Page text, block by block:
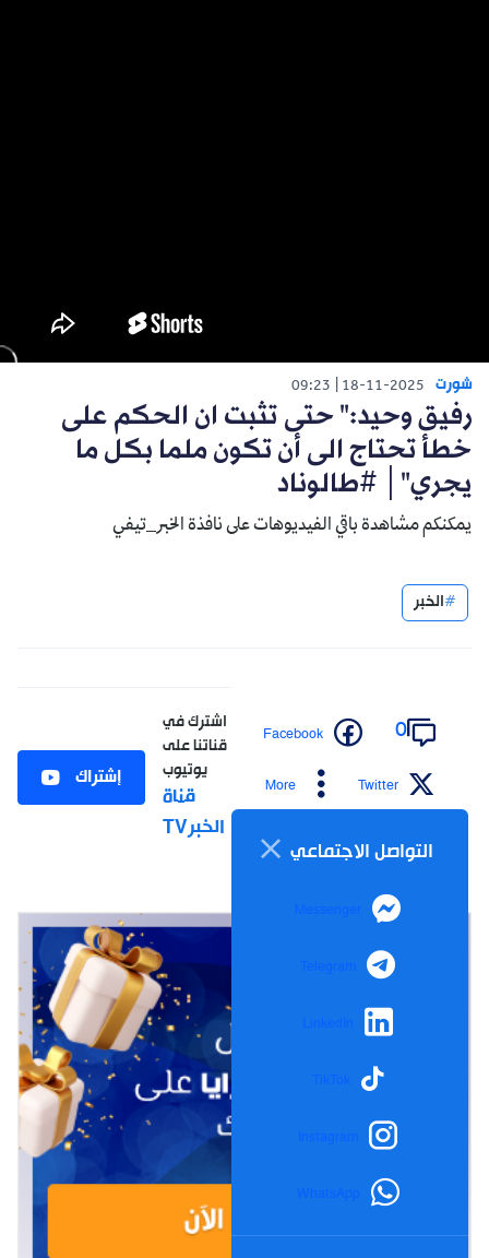
شورت 18-11-2025
09:23
رفيق وحيد:" حتى تثبت ان الحكم على
خطأ تحتاج الى أن تكون ملما بكل ما
يجري"│ #طالوناد
يمكنكم مشاهدة باقي الفيديوهات على نافذة الخبر_تيفي
الخبر
0
Facebook
Twitter
More
التواصل الاجتماعي
Messenger
Telegram
LinkedIn
TikTok
Instagram
WhatsApp
اشترك في
قناتنا على
يوتيوب
قناة
الخبرTV
إشتراك